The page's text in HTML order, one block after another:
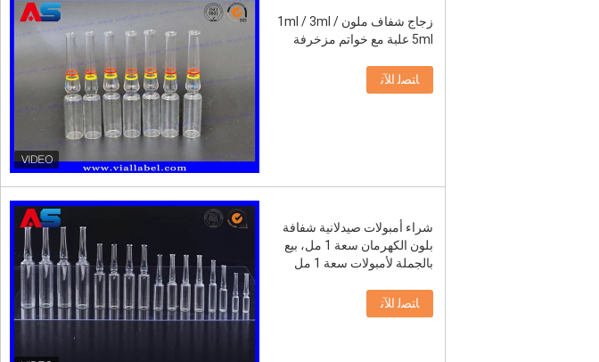
زجاج شفاف ملون 1ml / 3ml /
5ml علبة مع خواتم مزخرفة
ﺎﺘﺼﻟ ﺍﻶﻧ
شراء أمبولات صيدلانية شفافة
بلون الكهرمان سعة 1 مل، بيع
بالجملة لأمبولات سعة 1 مل
ﺎﺘﺼﻟ ﺍﻶﻧ